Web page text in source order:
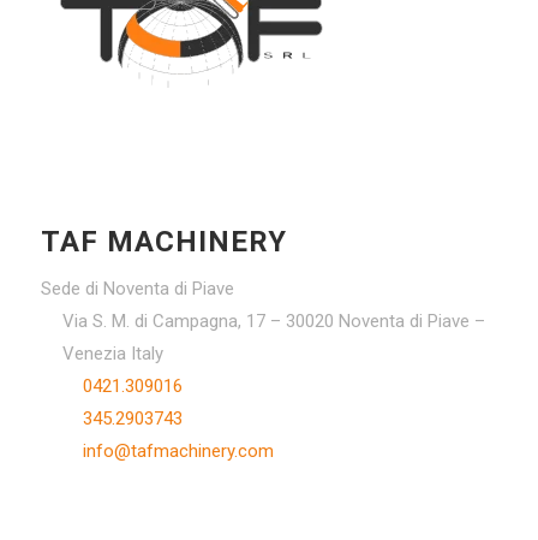
TAF MACHINERY
Sede di Noventa di Piave
Via S. M. di Campagna, 17 – 30020 Noventa di Piave –
Venezia Italy
0421.309016
345.2903743
info@tafmachinery.com